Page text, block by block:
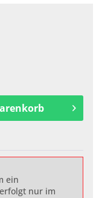
ein
nur im